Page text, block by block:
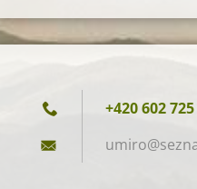
+420 602
umiro@se